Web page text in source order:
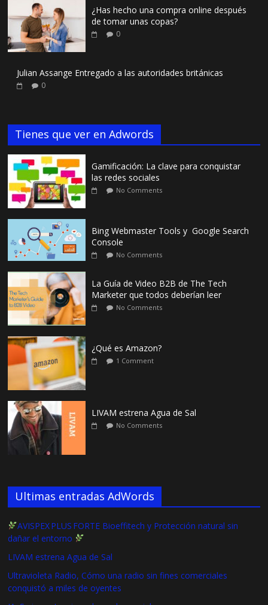
¿Has hecho una compra online después
de tomar unas copas?
0
Julian Assange Entregado a las autoridades británicas
0
Tienes que ver en Adwords
Gamificación: La clave para conquistar
las redes sociales
No Comments
Bing Webmaster Tools y Google Search
Console
No Comments
La Guía de Video B2B de The Tech
Marketer que todos deberían leer
No Comments
¿Qué es Amazon?
1 Comment
LIVAM estrena Agua de Sal
No Comments
Ultimas entradas AdWords
AVISPEX PLUS FORTE Bioeffitech y Protección natural sin
dañar el entorno
LIVAM estrena Agua de Sal
Ultravioleta Radio, Cómo una radio sin fines comerciales
conquistó a miles de oyentes